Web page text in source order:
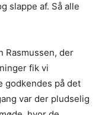
slappe af. Så alle
Rasmussen, der
fik vi
godkendes på det
var der pludselig